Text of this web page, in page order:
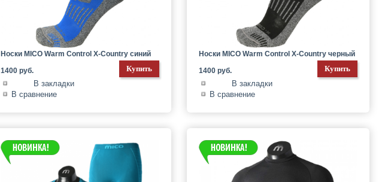
Носки MICO Warm Control X-Country синий
1400 руб.
В закладки
В сравнение
Носки MICO Warm Control X-Country черный
1400 руб.
В закладки
В сравнение